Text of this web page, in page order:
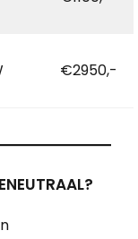
€2950,-